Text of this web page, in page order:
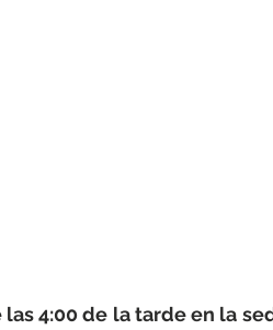
4:00 de la tarde en la